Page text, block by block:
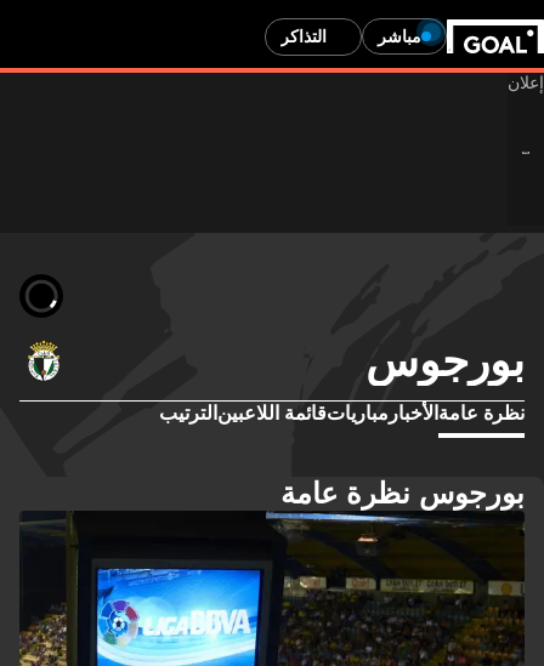
مباشر التذاكر
بورجوس
نظرة عامة الأخبار مبارياتقائمة اللاعبين الترتيب
بورجوس نظرة عامة